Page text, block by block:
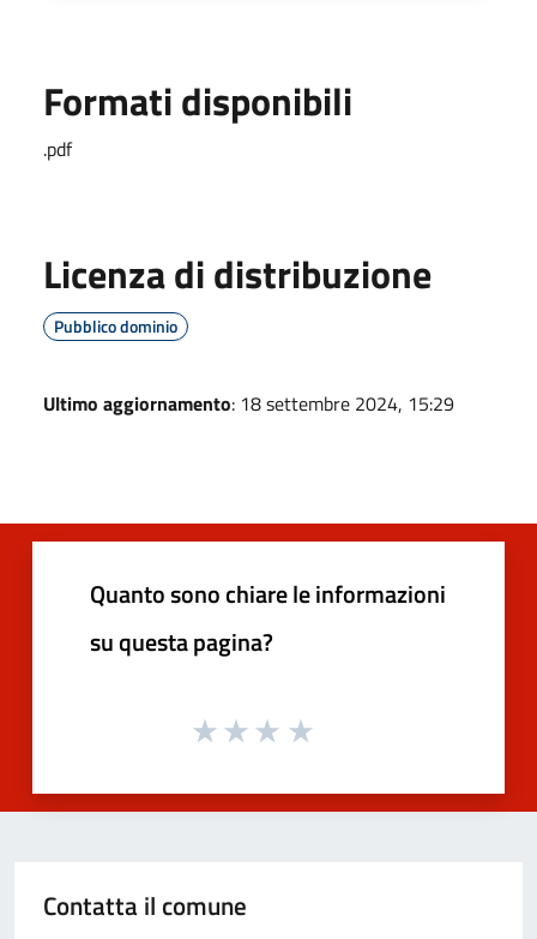
Formati disponibili
.pdf
Licenza di distribuzione
Pubblico dominio
Ultimo aggiornamento: 18 settembre 2024, 15:29
Quanto sono chiare le informazioni
su questa pagina?
Contatta il comune